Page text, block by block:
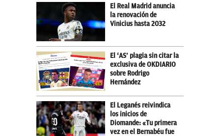
El Real Madrid anuncia
la renovación de
Vinicius hasta 2032
El ‘AS’ plagia sin citar la
exclusiva de OKDIARIO
sobre Rodrigo
Hernández
El Leganés reivindica
los inicios de
Diomande: «Tu primera
vez en el Bernabéu fue